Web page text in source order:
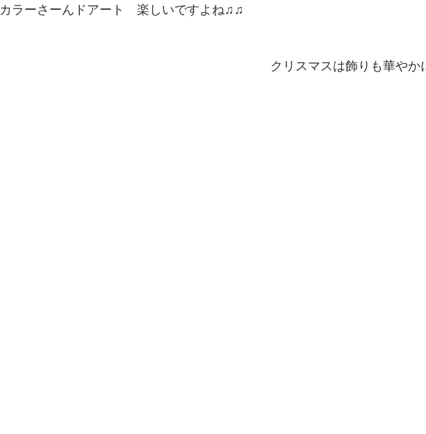
カラーさーんドアート　楽しいですよね♫♫
クリスマスは飾りも華やか